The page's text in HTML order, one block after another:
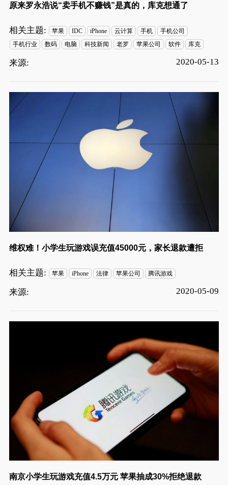
原来罗永浩说“卖手机不赚钱”是真的，库克想通了
相关主题: 苹果 IDC iPhone 云计算 手机
手机公司
手机行业
数码 电脑 科技新闻 老罗 苹果公司 软件 库克
来源: 2020-05-13
维权难！小学生玩游戏误充值45000元，家长退款遭拒
相关主题: 苹果 iPhone 法律 苹果公司 腾讯游戏
来源: 2020-05-09
南京小学生玩游戏充值4.5万元 苹果抽成30%拒绝退款